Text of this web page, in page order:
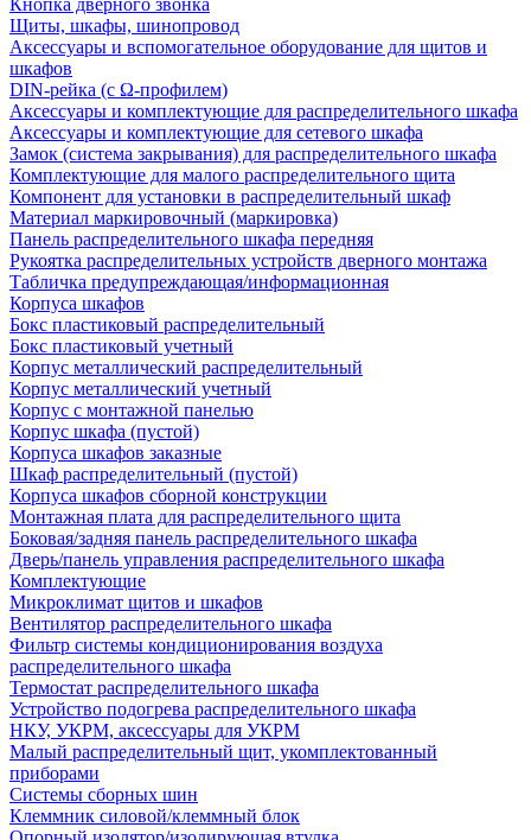
Кнопка дверного звонка
Щиты, шкафы, шинопровод
Аксессуары и вспомогательное оборудование для щитов и
шкафов
DIN-рейка (с Ω-профилем)
Аксессуары и комплектующие для распределительного шкафа
Аксессуары и комплектующие для сетевого шкафа
Замок (система закрывания) для распределительного шкафа
Комплектующие для малого распределительного щита
Компонент для установки в распределительный шкаф
Материал маркировочный (маркировка)
Панель распределительного шкафа передняя
Рукоятка распределительных устройств дверного монтажа
Табличка предупреждающая/информационная
Корпуса шкафов
Бокс пластиковый распределительный
Бокс пластиковый учетный
Корпус металлический распределительный
Корпус металлический учетный
Корпус с монтажной панелью
Корпус шкафа (пустой)
Корпуса шкафов заказные
Шкаф распределительный (пустой)
Корпуса шкафов сборной конструкции
Монтажная плата для распределительного щита
Боковая/задняя панель распределительного шкафа
Дверь/панель управления распределительного шкафа
Комплектующие
Микроклимат щитов и шкафов
Вентилятор распределительного шкафа
Фильтр системы кондиционирования воздуха
распределительного шкафа
Термостат распределительного шкафа
Устройство подогрева распределительного шкафа
НКУ, УКРМ, аксессуары для УКРМ
Малый распределительный щит, укомплектованный
приборами
Системы сборных шин
Клеммник силовой/клеммный блок